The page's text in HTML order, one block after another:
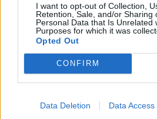
I want to opt-out of Collection,
Retention, Sale, and/or Sharing
Personal Data that Is Unrelated
Purposes for which it was
Opted Out
CONFIRM
Data Deletion Data Access